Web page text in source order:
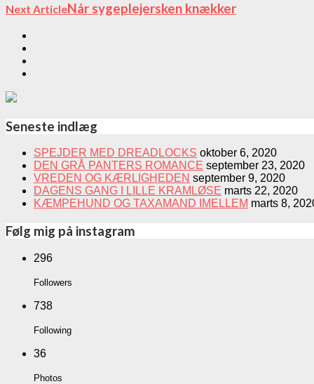
Next ArticleNår sygeplejersken knækker
Seneste indlæg
SPEJDER MED DREADLOCKS oktober 6, 2020
DEN GRÅ PANTERS ROMANCE september 23, 2020
VREDEN OG KÆRLIGHEDEN september 9, 2020
DAGENS GANG I LILLE KRAMLØSE marts 22, 2020
KÆMPEHUND OG TAXAMAND IMELLEM marts 8,
Følg mig på instagram
296
Followers
738
Following
36
Photos